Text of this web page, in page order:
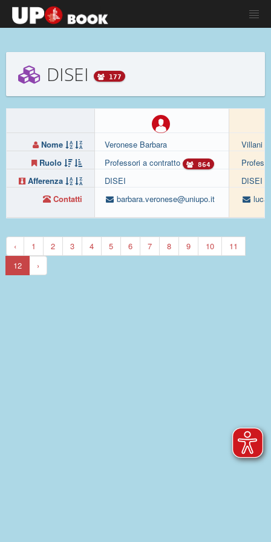
DISEI 177
Nome
Ruolo
Afferenza
Contatti
Veronese Barbara
Professori a contratto
864
DISEI
barbara.veronese@uniupo.it
Villani
DISEI
‹ 1 2 3 4 5 6 7 8 9 10
11
12
›